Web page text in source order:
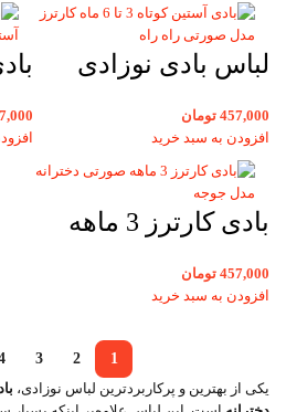
طرح دار
لباس بادی نوزادی
یقه ب ب دخترانه
457,000 تومان
افزودن به سبد خرید
بادی کارترز 3 ماهه
دخترانه مدل جوجه
457,000 تومان
افزودن به سبد خرید
1
2
3
یکی از بهترین و پرکاربردترین لباس نوزادی،